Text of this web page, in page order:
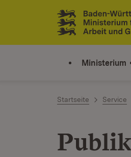
Zum Inhalt springen
Link zur Startseite
Ministerium
Startseite Service